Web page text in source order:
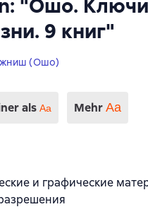
"Ошо.
9 книг"
(Ошо)
als Aa Mehr Аа
и графические